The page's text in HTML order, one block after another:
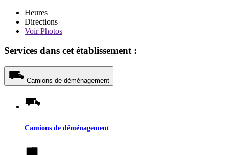
Heures
Directions
VoirPhotos
Services dans cet établissement :
Camions de déménagement
Camions de déménagement